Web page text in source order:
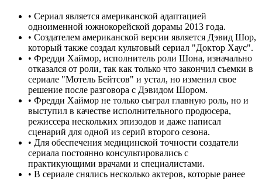
• Сериал является американской адаптацией
одноименной южнокорейской дорамы 2013 года.
• Создателем американской версии является Дэвид Шор,
который также создал культовый сериал "Доктор Хаус".
• Фредди Хаймор, исполнитель роли Шона, изначально
отказался от роли, так как только что закончил съемки в
сериале "Мотель Бейтсов" и устал, но изменил свое
решение после разговора с Дэвидом Шором.
• Фредди Хаймор не только сыграл главную роль, но и
выступил в качестве исполнительного продюсера,
режиссера нескольких эпизодов и даже написал
сценарий для одной из серий второго сезона.
• Для обеспечения медицинской точности создатели
сериала постоянно консультировались с
практикующими врачами и специалистами.
• В сериале снялись несколько актеров, которые ранее